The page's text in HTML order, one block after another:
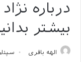
درباره
بیشتر
الهه باقری سپتامبر